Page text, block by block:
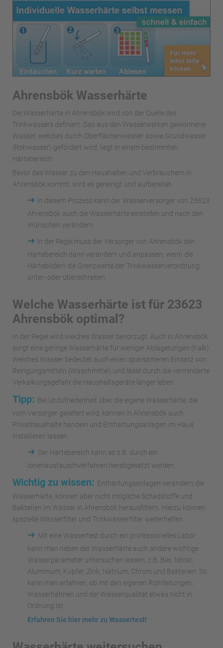
Ahrensbök Wasserhärte
Die Wasserhärte in Ahrensbök wird von der Quelle des
Trinkwassers definiert. Das aus den Wasserwerken gewonnene
Wasser, welches durch Oberflächenwässer sowie Grundwasser
(Rohwasser) gefördert wird, liegt in einem bestimmten
Härtebereich.
Bevor das Wasser zu den Haushalten und Verbrauchern in
Ahrensbök kommt, wird es gereinigt und aufbereitet.
➜
In diesem Prozess kann der Wasserversorger von 23623
Ahrensbök auch die Wasserhärte einstellen und nach den
Wünschen verändern.
➜
In der Regel muss der Versorger von Ahrensbök den
Härtebereich dann verändern und anpassen, wenn die
Härtebildern die Grenzwerte der Trinkwasserverordnung
unter- oder überschreiten.
Welche Wasserhärte ist für 23623
Ahrensbök optimal?
In der Regel wird weiches Wasser bevorzugt. Auch in Ahrensbök
sorgt eine geringe Wasserhärte für weniger Ablagerungen (Kalk).
Weiches Wasser bedeutet auch einen sparsameren Einsatz von
Reingungsmitteln (Waschmittel) und lässt durch die verminderte
Verkalkungsgefahr die Haushaltsgeräte länger leben.
Tipp: Bei Unzufriedenheit über die eigene Wasserhärte, die
vom Versorger geliefert wird, können in Ahrensbök auch
Privathaushalte handeln und Enthärtungsanlagen im Haus
installieren lassen.
➜ Der Härtebereich kann so z.B. durch ein
Ionenaustauschverfahren herabgesetzt werden.
Wichtig zu wissen: Enthärtungsanlagen verändern die
Wasserhärte, können aber nicht mögliche Schadstoffe und
Bakterien im Wasser in Ahrensbök herausfiltern. Hierzu können
spezielle Wasserfilter und Trinkwasserfilter weiterhelfen.
➜ Mit eine Wassertest durch ein professionelles Labor
kann man neben der Wasserhärte auch andere wichtige
Wasserparameter untersuchen lassen, z.B. Blei, Nitrat,
Aluminium, Kupfer, Zink, Natrium, Chrom und Bakterien. So
kann man erfahren, ob mit den eigenen Rohrleitungen,
Wasserhähnen und der Wasserqualität etwas nicht in
Ordnung ist.
Erfahren Sie hier mehr zu Wassertest!